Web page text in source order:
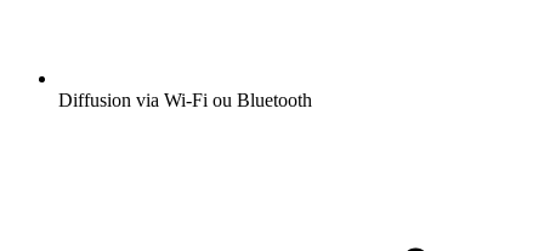
Diffusion via Wi-Fi ou Bluetooth